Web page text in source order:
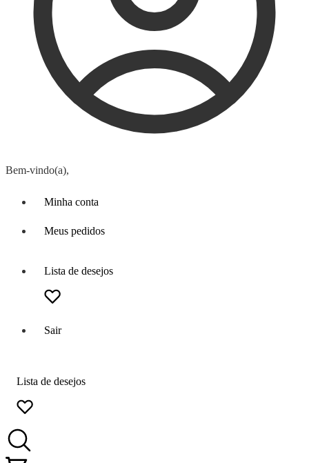
Bem-vindo(a),
Minha conta
Meus pedidos
Lista de desejos
Sair
Lista de desejos